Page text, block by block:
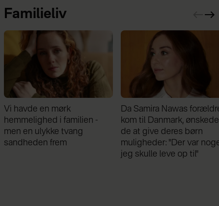
Familieliv
en mørk
i familien -
en ulykke tvang
frem
Da Samira Nawas forældre
kom til Danmark, ønskede
de at give deres børn
muligheder: "Der var noget,
jeg skulle leve op til"